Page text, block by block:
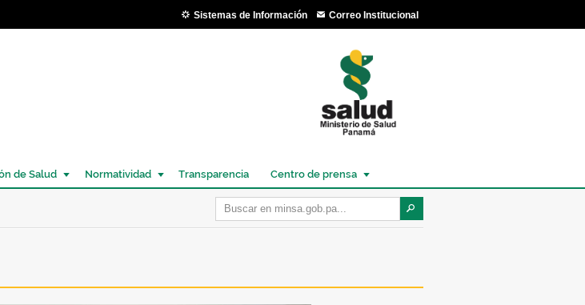
Sistemas de Información Correo Institucional
de Salud Normatividad Transparencia Centro de prensa